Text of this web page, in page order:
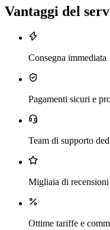
Vantaggi del
Consegna immediata
Pagamenti sicuri e
Team di supporto
Migliaia di
Ottime tariffe e